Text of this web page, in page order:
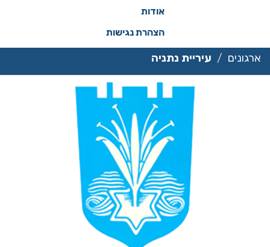
אודות
הצהרת נגישות
ארגונים עיריית נתניה